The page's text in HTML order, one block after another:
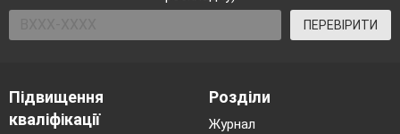
ПЕРЕВІРИТИ
Підвищення
кваліфікації
Розділи
Журнал